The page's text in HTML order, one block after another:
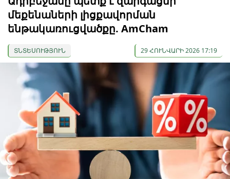
մեքենաների լիցքավորման
ենթակառուցվածքը. AmCham
ՏՆՏԵՍՈՒԹՅՈՒՆ 29 ՀՈՒՆՎԱՐԻ 2026 17:19